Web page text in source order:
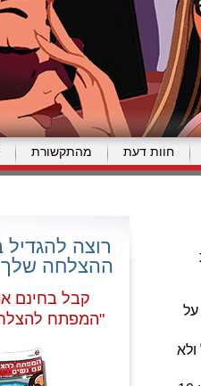
מהתקשורת חוות דעת
ההצלחה
קבל בחינם
"המפתח